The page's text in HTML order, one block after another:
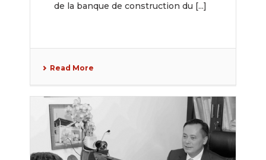
de la banque de construction du [...]
Read More